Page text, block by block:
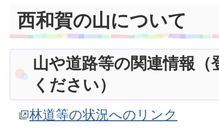
西和賀の山について
山や道路等の関連情報（
ください）
林道等の状況へのリンク